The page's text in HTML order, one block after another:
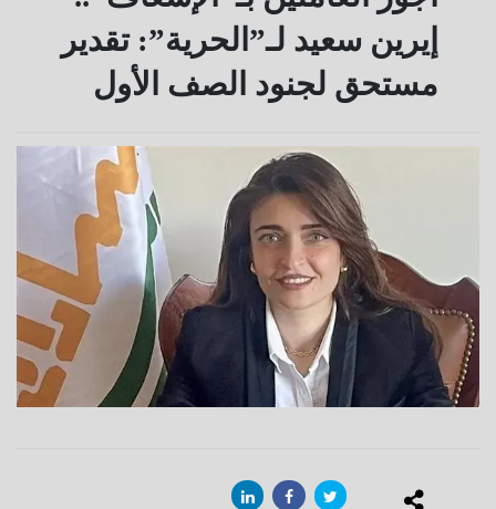
إيرين سعيد لـ”الحرية”: تقدير
مستحق لجنود الصف الأول